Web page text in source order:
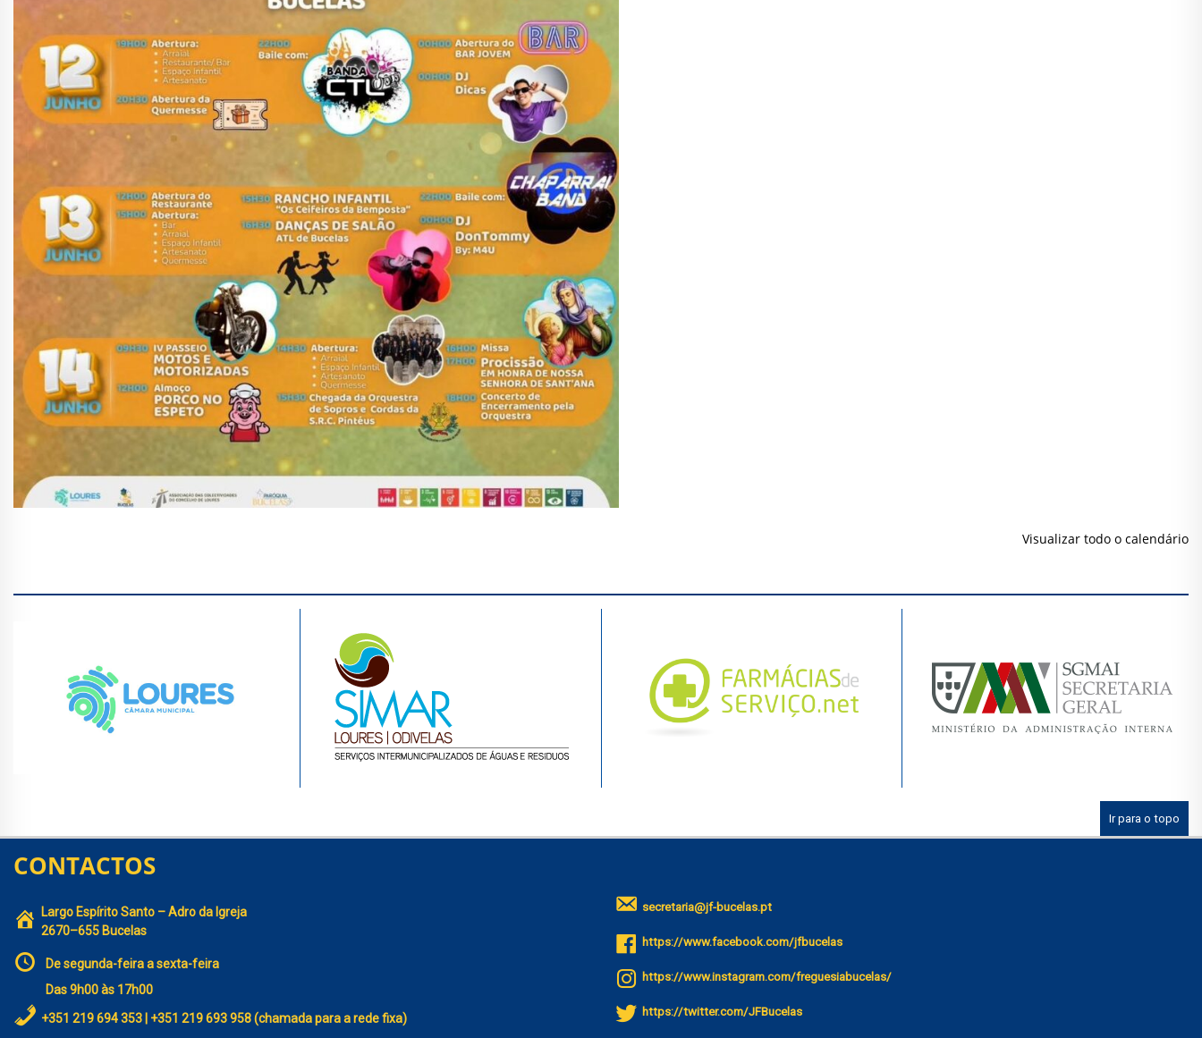
Visualizar todo o calendário
Ir para o topo
CONTACTOS
Largo Espírito Santo – Adro da Igreja
2670–655 Bucelas
De segunda-feira a sexta-feira
Das 9h00 às 17h00
+351 219 694 353 | +351 219 693 958 (chamada para a rede fixa)
secretaria@jf-bucelas.pt
https://www.facebook.com/jfbucelas
https://www.instagram.com/freguesiabucelas/
https://twitter.com/JFBucelas